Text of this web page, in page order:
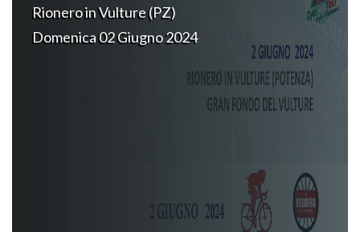
Rionero in Vulture (PZ)
Domenica 02 Giugno 2024